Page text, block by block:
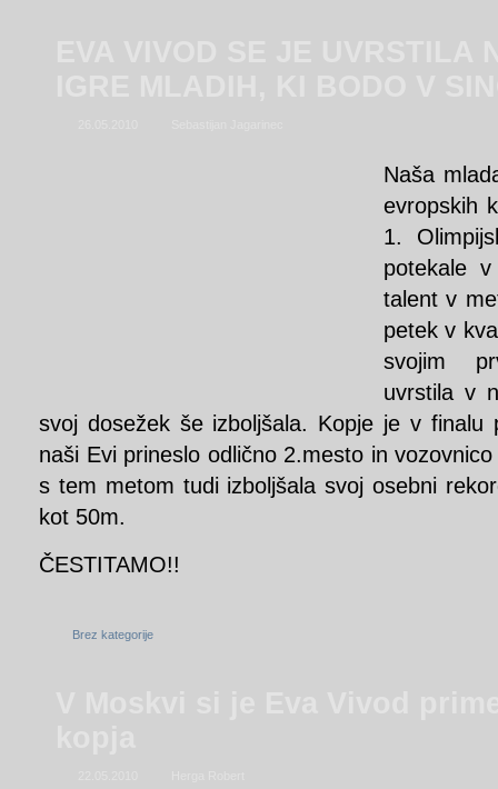
Naša
evropskih
1.
potekale
talent v
petek v
svojim
uvrstila v
svoj dosežek še izboljšala. Kopje je v finalu
naši Evi prineslo odlično 2.mesto in
s tem metom tudi izboljšala svoj osebni
kot 50m.
ČESTITAMO!!
Brez kategorije